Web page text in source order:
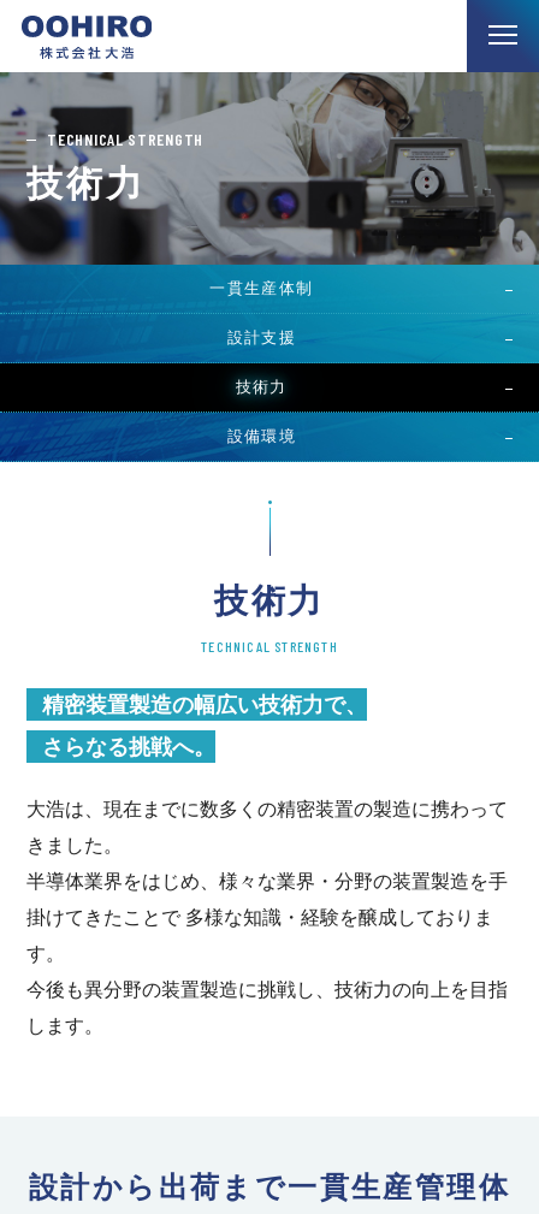
TECHNICAL STRENGTH
技術力
一貫生産体制
設計支援
技術力
設備環境
技術力
TECHNICAL STRENGTH
精密装置製造の幅広い技術力で、
さらなる挑戦へ。
大浩は、現在までに数多くの精密装置の製造に携わって
きました。
半導体業界をはじめ、様々な業界・分野の装置製造を手
掛けてきたことで 多様な知識・経験を醸成しておりま
す。
今後も異分野の装置製造に挑戦し、技術力の向上を目指
します。
設計から出荷まで一貫生産管理体